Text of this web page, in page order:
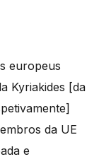
europeus
Kyriakides [da
da UE
e